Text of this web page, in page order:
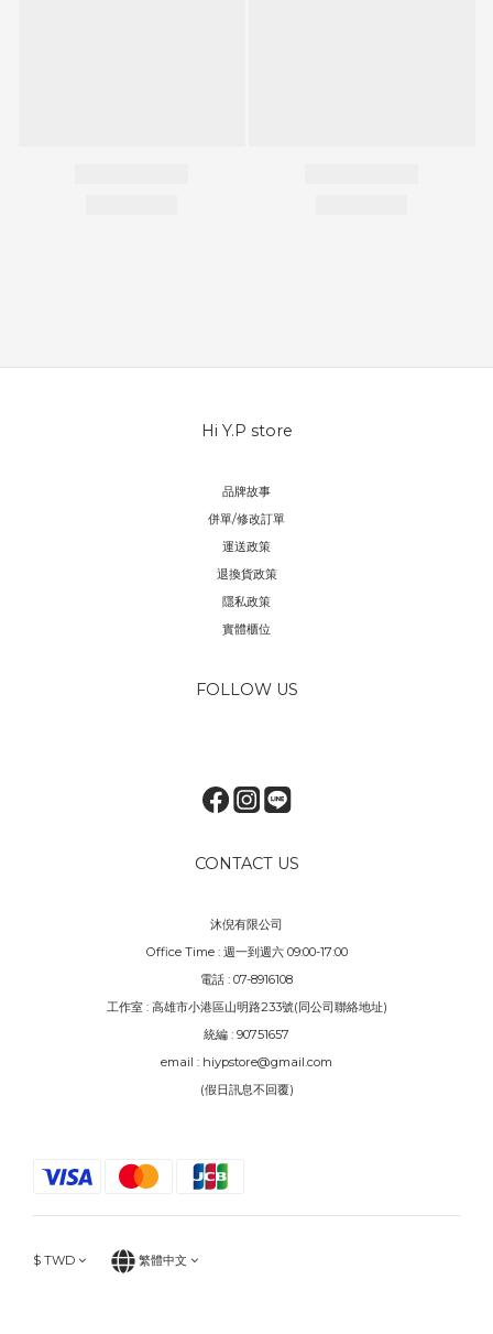
Hi Y.P store
品牌故事
併單/修改訂單
運送政策
退換貨政策
隱私政策
實體櫃位
FOLLOW US
CONTACT US
沐倪有限公司
Office Time : 週一到週六 09:00-17:00
電話 : 07-8916108
工作室 : 高雄市小港區山明路233號(同公司聯絡地址)
統編 : 90751657
email : hiypstore@gmail.com
(假日訊息不回覆)
$ TWD 繁體中文